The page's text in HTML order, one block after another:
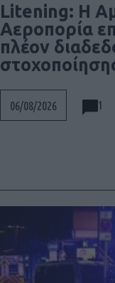
Litening: Η
Αεροπορία
πλέον
06/08/2026 1